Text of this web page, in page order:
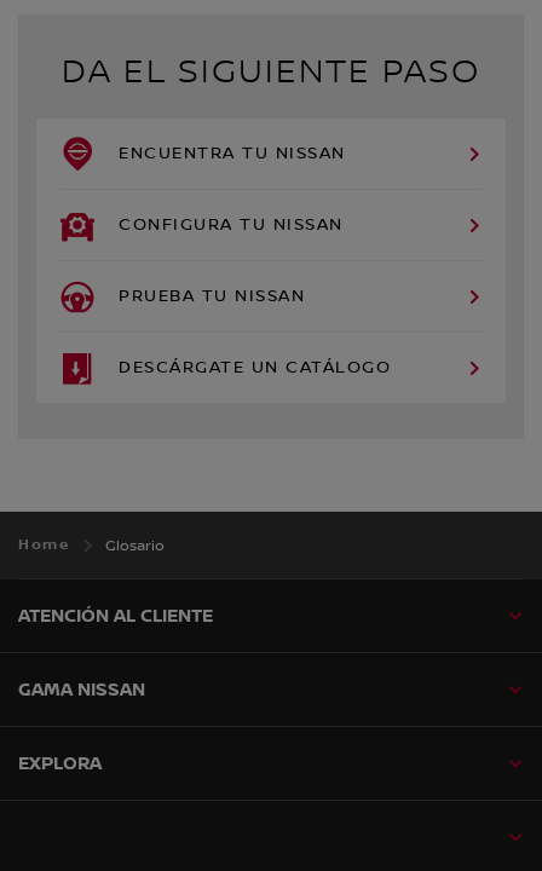
DA EL SIGUIENTE PASO
ENCUENTRA TU NISSAN
CONFIGURA TU NISSAN
PRUEBA TU NISSAN
DESCÁRGATE UN CATÁLOGO
Home Glosario
ATENCIÓN AL CLIENTE
GAMA NISSAN
EXPLORA